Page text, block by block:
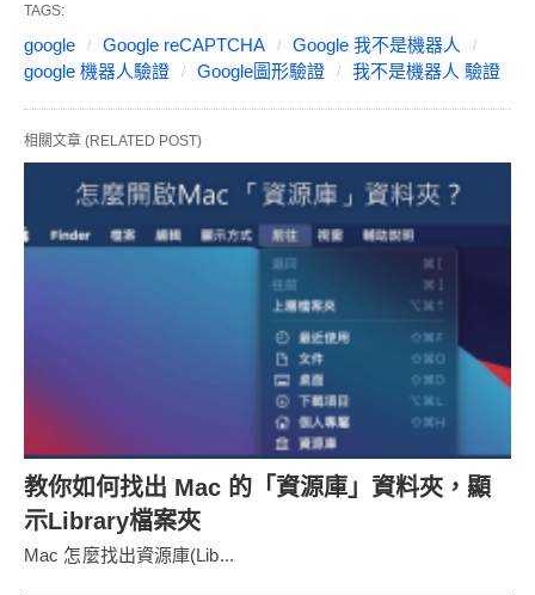
TAGS:
google Google reCAPTCHA
Google 我不是機器人
google 機器人驗證
Google圖形驗證 我不是機器人 驗證
相關文章 (RELATED POST)
教你如何找出 Mac 的「資源庫」資料夾，顯
示Library檔案夾
Mac 怎麼找出資源庫(Lib...